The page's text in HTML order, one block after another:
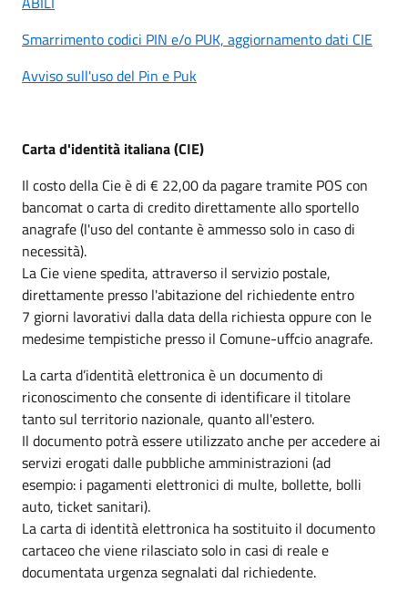
Smarrimento codici PIN e/o PUK, aggiornamento dati CIE
Avviso sull'uso del Pin e Puk
Carta d'identità italiana (CIE)
Il costo della Cie è di € 22,00 da pagare tramite POS con
bancomat o carta di credito direttamente allo sportello
anagrafe (l'uso del contante è ammesso solo in caso di
necessità).
La Cie viene spedita, attraverso il servizio postale,
direttamente presso l'abitazione del richiedente entro
7 giorni lavorativi dalla data della richiesta oppure con le
medesime tempistiche presso il Comune-uffcio anagrafe.
La carta d’identità elettronica è un documento di
riconoscimento che consente di identificare il titolare
tanto sul territorio nazionale, quanto all'estero.
Il documento potrà essere utilizzato anche per accedere ai
servizi erogati dalle pubbliche amministrazioni (ad
esempio: i pagamenti elettronici di multe, bollette, bolli
auto, ticket sanitari).
La carta di identità elettronica ha sostituito il documento
cartaceo che viene rilasciato solo in casi di reale e
documentata urgenza segnalati dal richiedente.